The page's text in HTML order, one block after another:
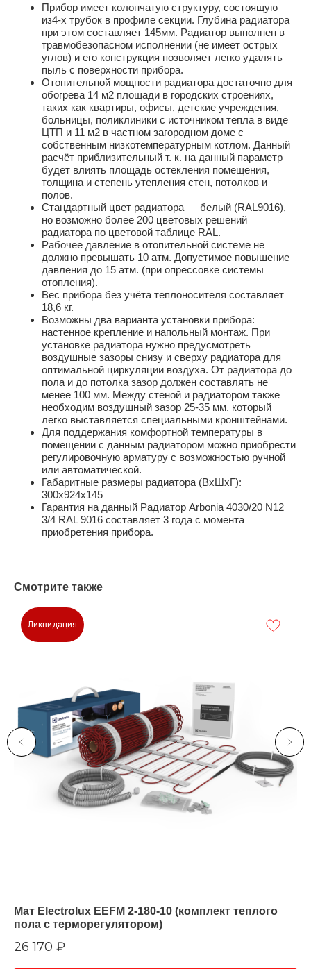
Прибор имеет колончатую структуру, состоящую
из4-х трубок в профиле секции. Глубина радиатора
при этом составляет 145мм. Радиатор выполнен в
травмобезопасном исполнении (не имеет острых
углов) и его конструкция позволяет легко удалять
пыль с поверхности прибора.
Отопительной мощности радиатора достаточно для
обогрева 14 м2 площади в городских строениях,
таких как квартиры, офисы, детские учреждения,
больницы, поликлиники с источником тепла в виде
ЦТП и 11 м2 в частном загородном доме с
собственным низкотемпературным котлом. Данный
расчёт приблизительный т. к. на данный параметр
будет влиять площадь остекления помещения,
толщина и степень утепления стен, потолков и
полов.
Стандартный цвет радиатора — белый (RAL9016),
но возможно более 200 цветовых решений
радиатора по цветовой таблице RAL.
Рабочее давление в отопительной системе не
должно превышать 10 атм. Допустимое повышение
давления до 15 атм. (при опрессовке системы
отопления).
Вес прибора без учёта теплоносителя составляет
18,6 кг.
Возможны два варианта установки прибора:
настенное крепление и напольный монтаж. При
установке радиатора нужно предусмотреть
воздушные зазоры снизу и сверху радиатора для
оптимальной циркуляции воздуха. От радиатора до
пола и до потолка зазор должен составлять не
менее 100 мм. Между стеной и радиатором также
необходим воздушный зазор 25-35 мм. который
легко выставляется специальными кронштейнами.
Для поддержания комфортной температуры в
помещении с данным радиатором можно приобрести
регулировочную арматуру с возможностью ручной
или автоматической.
Габаритные размеры радиатора (ВхШхГ):
300х924х145
Гарантия на данный Радиатор Arbonia 4030/20 N12
3/4 RAL 9016 составляет 3 года с момента
приобретения прибора.
Смотрите также
Ликвидация
Мат Electrolux EEFM 2-180-10 (комплект теплого
пола c терморегулятором)
26 170 ₽